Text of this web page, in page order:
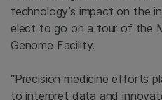
technology’s impact on the
elect to go on a tour of the
Genome Facility.
“Precision medicine efforts
to interpret data and